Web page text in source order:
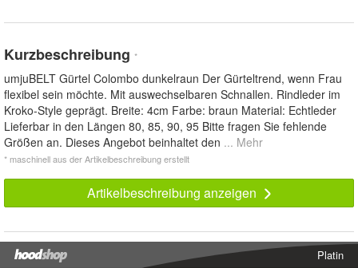
Kurzbeschreibung *
umjuBELT Gürtel Colombo dunkelraun Der Gürteltrend, wenn Frau
flexibel sein möchte. Mit auswechselbaren Schnallen. Rindleder im
Kroko-Style geprägt. Breite: 4cm Farbe: braun Material: Echtleder
Lieferbar in den Längen 80, 85, 90, 95 Bitte fragen Sie fehlende
Größen an. Dieses Angebot beinhaltet den ... Mehr
* maschinell aus der Artikelbeschreibung erstellt
Artikelbeschreibung anzeigen
Platin